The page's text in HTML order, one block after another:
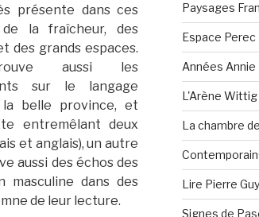
présente dans ces
la fraîcheur, des
des grands espaces.
aussi les
sur le langage
belle province, et
entremêlant deux
et anglais), un autre
aussi des échos des
masculine dans des
de leur lecture.
Paysages
Espace Perec
Années Annie
L'Arène Wittig
La chambre
Lire Pierre
Signes de